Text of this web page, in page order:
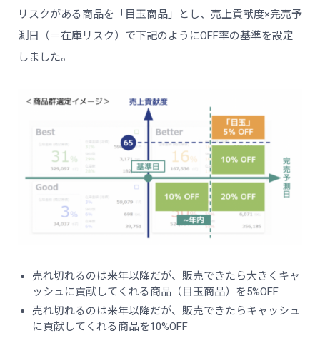
リスクがある商品を「目玉商品」とし、売上貢献度×完売予
測日（＝在庫リスク）で下記のようにOFF率の基準を設定
しました。
売れ切れるのは来年以降だが、販売できたら大きくキャ
ッシュに貢献してくれる商品（目玉商品）を5%OFF
売れ切れるのは来年以降だが、販売できたらキャッシュ
に貢献してくれる商品を10%OFF